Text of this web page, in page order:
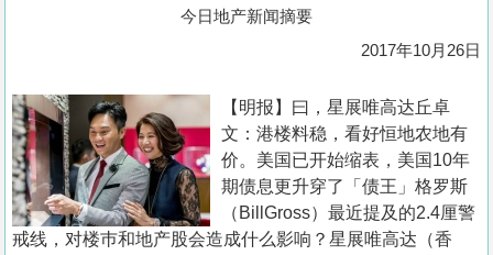
置
业
手
册
今日地产新闻摘要
2017年10月26日
【明报】曰，星展唯高达丘卓
文：港楼料稳，看好恒地农地有
价。美国已开始缩表，美国10年
期债息更升穿了「债王」格罗斯
（BillGross）最近提及的2.4厘警
戒线，对楼巿和地产股会造成什么影响？星展唯高达（香